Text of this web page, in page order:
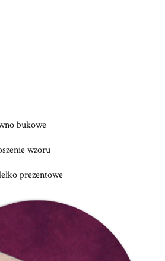
bukowe
wzoru
prezentowe